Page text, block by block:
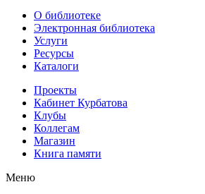
О библиотеке
Электронная библиотека
Услуги
Ресурсы
Каталоги
Проекты
Кабинет Курбатова
Клубы
Коллегам
Магазин
Книга памяти
Меню